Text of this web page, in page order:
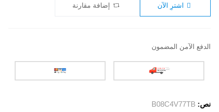
اشترِ الآن إضافة مقارنة
الدفع الآمن المضمون
نص: B08C4V77TB